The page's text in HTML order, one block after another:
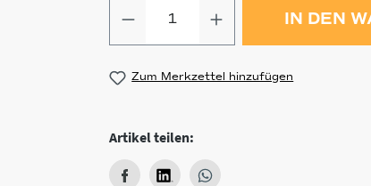
Produkt Anzahl: Gib
IN DEN
Zum Merkzettel hinzufügen
Artikel teilen: